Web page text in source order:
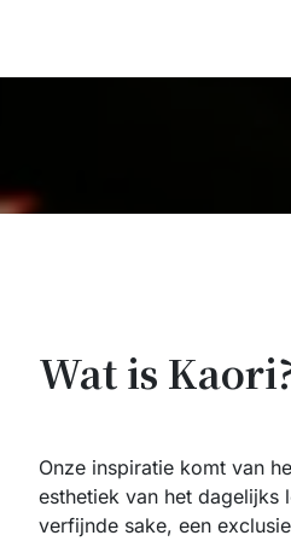
Wat is
Onze inspiratie komt van
esthetiek van het dagelijks
verfijnde sake, een